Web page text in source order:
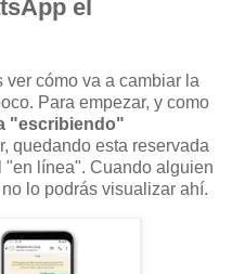
el
ver cómo va a cambiar la
Para empezar, y como
"escribiendo"
quedando esta reservada
"en línea". Cuando alguien
lo podrás visualizar ahí.